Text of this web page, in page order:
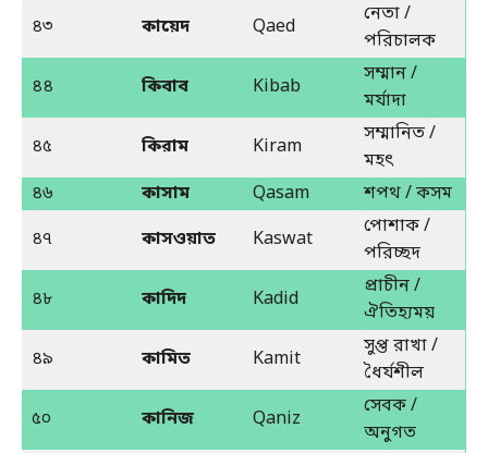
৪৩
কায়েদ Qaed
নেতা /
পরিচালক
৪৪
কিবাব Kibab
সম্মান /
মর্যাদা
৪৫
কিরাম Kiram
সম্মানিত /
মহৎ
৪৬
কাসাম Qasam
শপথ / কসম
৪৭
কাসওয়াত Kaswat
পোশাক /
পরিচ্ছদ
৪৮
কাদিদ Kadid
প্রাচীন /
ঐতিহ্যময়
৪৯
কামিত Kamit
সুপ্ত রাখা /
ধৈর্যশীল
৫০
কানিজ Qaniz
সেবক /
অনুগত